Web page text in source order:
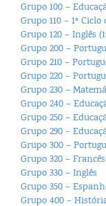
Grupo 100 –
Grupo 110 – 1º
Grupo 120 – Inglês
Grupo 200 –
Grupo 210 –
Grupo 220 –
Grupo 230 –
Grupo 240 –
Grupo 250 –
Grupo 290 –
Grupo 300 –
Grupo 320 – Francês
Grupo 330 – Inglês
Grupo 350 –
Grupo 400 –